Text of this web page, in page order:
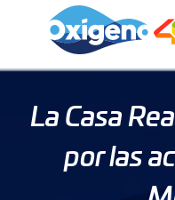
La Casa
por las